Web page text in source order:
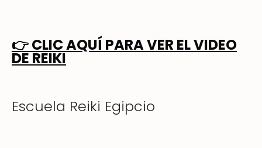
👉CLIC AQUÍ PARA VER EL VIDEO
DE REIKI
Escuela Reiki Egipcio